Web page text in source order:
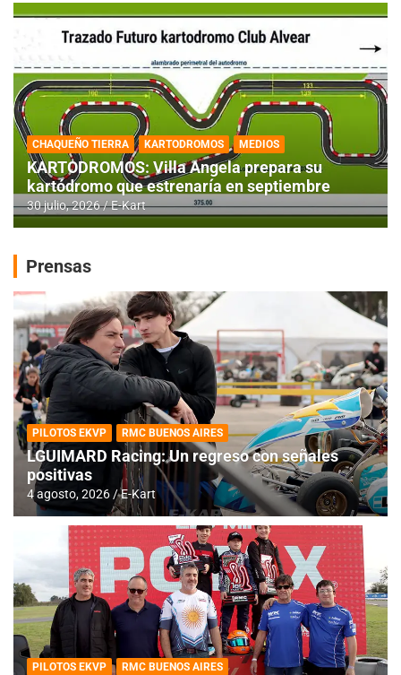
CHAQUEÑO TIERRA KARTODROMOS MEDIOS
KARTODROMOS: Villa Angela prepara su
kartódromo que estrenaría en septiembre
30 julio, 2026 E-Kart
Prensas
PILOTOS EKVP RMC BUENOS AIRES
LGUIMARD Racing: Un regreso con señales
positivas
4 agosto, 2026 E-Kart
PILOTOS EKVP RMC BUENOS AIRES